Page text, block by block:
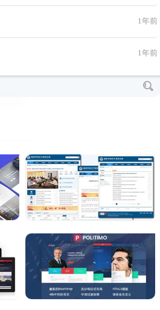
1年前
1年前